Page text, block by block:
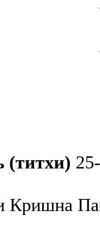
(титхи)
Кришна